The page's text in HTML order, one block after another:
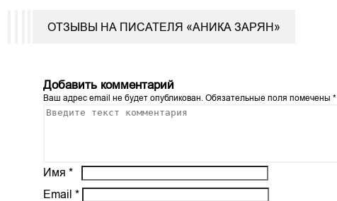
ОТЗЫВЫ НА ПИСАТЕЛЯ «АНИКА ЗАРЯН»
Добавить комментарий
Ваш адрес email не будет опубликован. Обязательные поля помечены*
Имя*
Email*